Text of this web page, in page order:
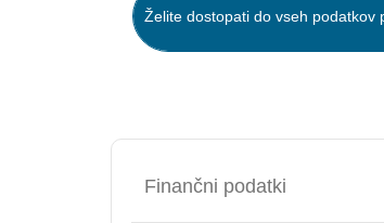
Želite dostopati do vseh podatkov
Finančni podatki